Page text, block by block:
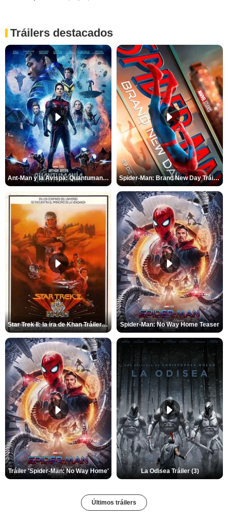
Tráilers destacados
Ant-Man y la Avispa: Quantumanía Tráiler (2) Spider-Man: Brand New Day Tráiler (3)
Star Trek II: la ira de Khan Tráiler VO Spider-Man: No Way Home Teaser
Tráiler 'Spider-Man: No Way Home' La Odisea Tráiler (3)
Últimos tráilers